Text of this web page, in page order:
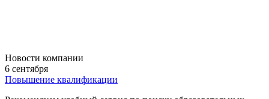
Новости компании
6 сентября
Повышение квалификации